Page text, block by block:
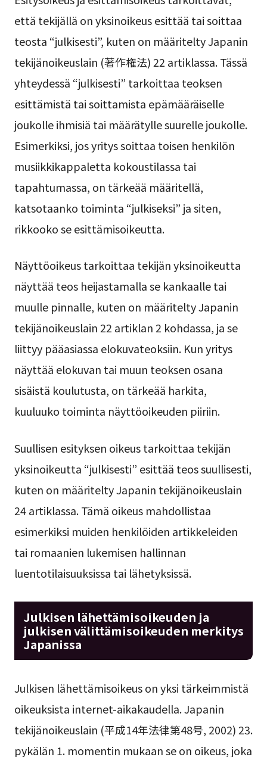
että tekijällä on yksinoikeus esittää tai soittaa
teosta “julkisesti”, kuten on määritelty Japanin
tekijänoikeuslain (著作権法) 22 artiklassa. Tässä
yhteydessä “julkisesti” tarkoittaa teoksen
esittämistä tai soittamista epämääräiselle
joukolle ihmisiä tai määrätylle suurelle joukolle.
Esimerkiksi, jos yritys soittaa toisen henkilön
musiikkikappaletta kokoustilassa tai
tapahtumassa, on tärkeää määritellä,
katsotaanko toiminta “julkiseksi” ja siten,
rikkooko se esittämisoikeutta.
Näyttöoikeus tarkoittaa tekijän yksinoikeutta
näyttää teos heijastamalla se kankaalle tai
muulle pinnalle, kuten on määritelty Japanin
tekijänoikeuslain 22 artiklan 2 kohdassa, ja se
liittyy pääasiassa elokuvateoksiin. Kun yritys
näyttää elokuvan tai muun teoksen osana
sisäistä koulutusta, on tärkeää harkita,
kuuluuko toiminta näyttöoikeuden piiriin.
Suullisen esityksen oikeus tarkoittaa tekijän
yksinoikeutta “julkisesti” esittää teos suullisesti,
kuten on määritelty Japanin tekijänoikeuslain
24 artiklassa. Tämä oikeus mahdollistaa
esimerkiksi muiden henkilöiden artikkeleiden
tai romaanien lukemisen hallinnan
luentotilaisuuksissa tai lähetyksissä.
Julkisen lähettämisoikeuden ja
julkisen välittämisoikeuden merkitys
Japanissa
Julkisen lähettämisoikeus on yksi tärkeimmistä
oikeuksista internet-aikakaudella. Japanin
tekijänoikeuslain (平成14年法律第48号, 2002) 23.
pykälän 1. momentin mukaan se on oikeus, joka